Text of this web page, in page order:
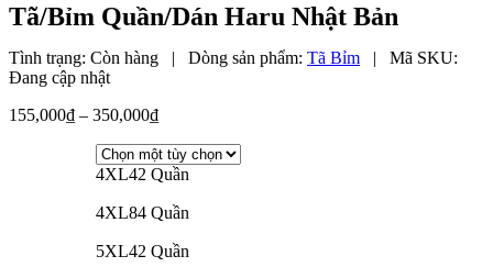
Tã/Bỉm Quần/Dán Haru Nhật Bản
Tình trạng: Còn hàng | Dòng sản phẩm: Tã Bỉm |
Mã SKU:
Đang cập nhật
155,000₫ – 350,000₫Khoảng
từ
155,000₫
350,000₫
4XL42 Quần
4XL84 Quần
5XL42 Quần